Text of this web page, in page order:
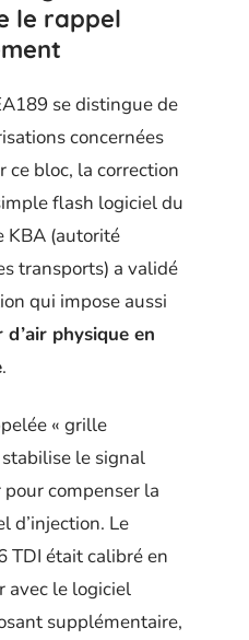
le rappel
se distingue de
concernées
ce bloc, la correction
flash logiciel du
KBA (autorité
transports) a validé
qui impose aussi
physique en
.
« grille
le signal
compenser la
d’injection. Le
TDI était calibré en
avec le logiciel
supplémentaire,